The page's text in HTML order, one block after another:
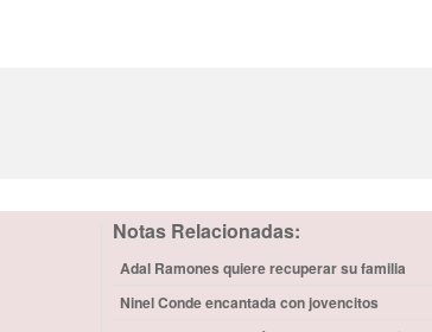
Notas Relacionadas:
Adal Ramones quiere recuperar su familia
Ninel Conde encantada con jovencitos